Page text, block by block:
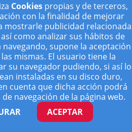
( Archivo )
Cookies propias y de terceros,
con la finalidad de mejorar
mostrarle publicidad relacionada
como analizar sus hábitos de
supone la aceptación
mismas. El usuario tiene la
su navegador pudiendo, si así lo
instaladas en su disco duro,
cuenta que dicha acción podrá
navegación de la página web.
ACEPTAR